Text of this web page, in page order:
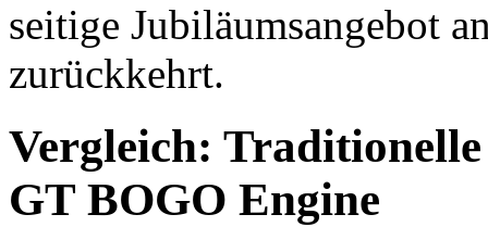
seitige Jubiläumsangebot
zurückkehrt.
Vergleich:
GT BOGO Engine